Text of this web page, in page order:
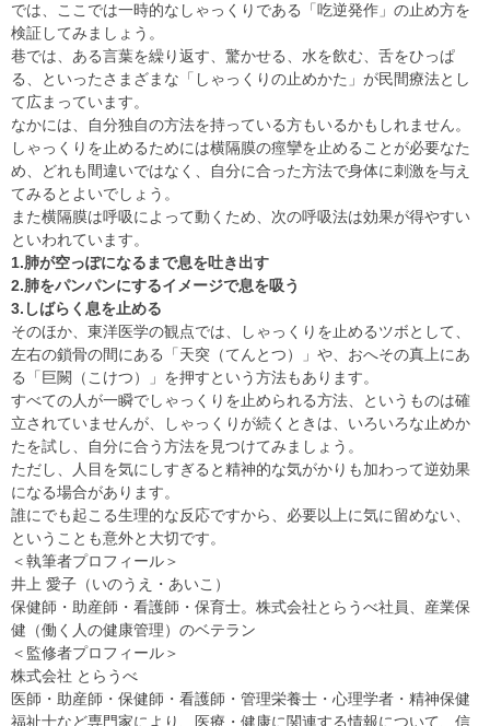
では、ここでは一時的なしゃっくりである「吃逆発作」の止め方を
検証してみましょう。
巷では、ある言葉を繰り返す、驚かせる、水を飲む、舌をひっぱ
る、といったさまざまな「しゃっくりの止めかた」が民間療法とし
て広まっています。
なかには、自分独自の方法を持っている方もいるかもしれません。
しゃっくりを止めるためには横隔膜の痙攣を止めることが必要なた
め、どれも間違いではなく、自分に合った方法で身体に刺激を与え
てみるとよいでしょう。
また横隔膜は呼吸によって動くため、次の呼吸法は効果が得やすい
といわれています。
1.肺が空っぽになるまで息を吐き出す
2.肺をパンパンにするイメージで息を吸う
3.しばらく息を止める
そのほか、東洋医学の観点では、しゃっくりを止めるツボとして、
左右の鎖骨の間にある「天突（てんとつ）」や、おへその真上にあ
る「巨闕（こけつ）」を押すという方法もあります。
すべての人が一瞬でしゃっくりを止められる方法、というものは確
立されていませんが、しゃっくりが続くときは、いろいろな止めか
たを試し、自分に合う方法を見つけてみましょう。
ただし、人目を気にしすぎると精神的な気がかりも加わって逆効果
になる場合があります。
誰にでも起こる生理的な反応ですから、必要以上に気に留めない、
ということも意外と大切です。
＜執筆者プロフィール＞
井上 愛子（いのうえ・あいこ）
保健師・助産師・看護師・保育士。株式会社とらうべ社員、産業保
健（働く人の健康管理）のベテラン
＜監修者プロフィール＞
株式会社 とらうべ
医師・助産師・保健師・看護師・管理栄養士・心理学者・精神保健
福祉士など専門家により、医療・健康に関連する情報について、信